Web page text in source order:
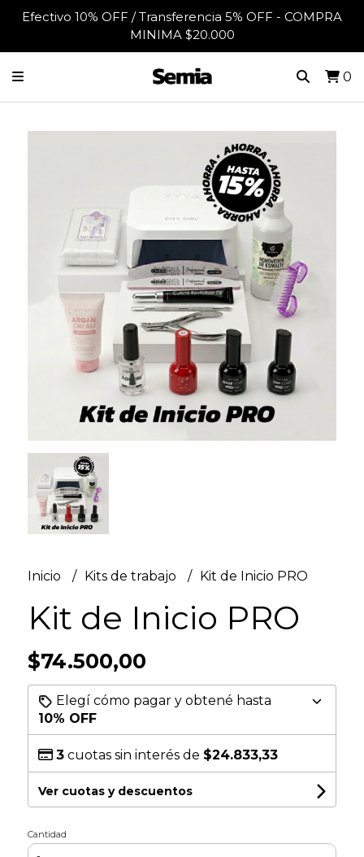
Efectivo 10% OFF / Transferencia 5% OFF - COMPRA
MINIMA $20.000
0
Inicio Kits de trabajo Kit de Inicio PRO
Kit de Inicio PRO
$74.500,00
Elegí cómo pagar y obtené hasta
10% OFF
3cuotas sin interés de $24.833,33
Ver cuotas y descuentos
Cantidad